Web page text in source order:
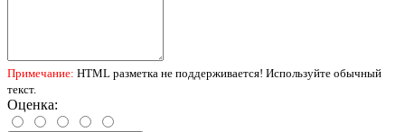
Примечание: HTML разметка не поддерживается! Используйте обычный
текст.
Оценка: